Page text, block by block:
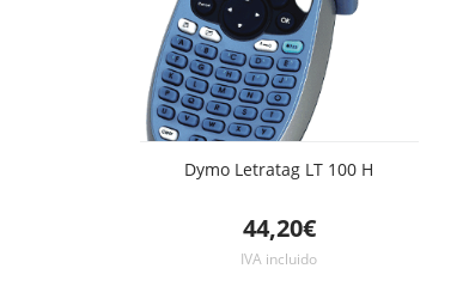
Dymo Letratag LT 100 H
44,20€
IVA incluido